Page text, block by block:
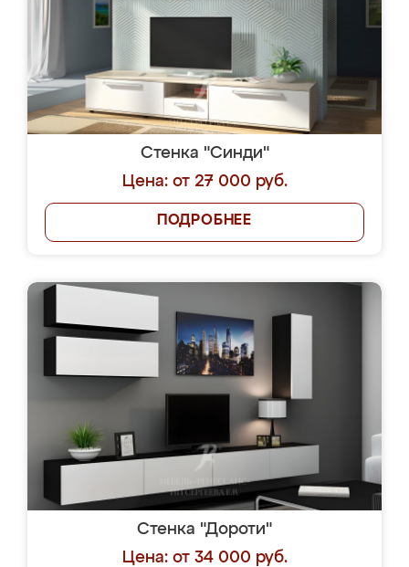
Стенка "Синди"
Цена: от 27 000 руб.
ПОДРОБНЕЕ
Стенка "Дороти"
Цена: от 34 000 руб.